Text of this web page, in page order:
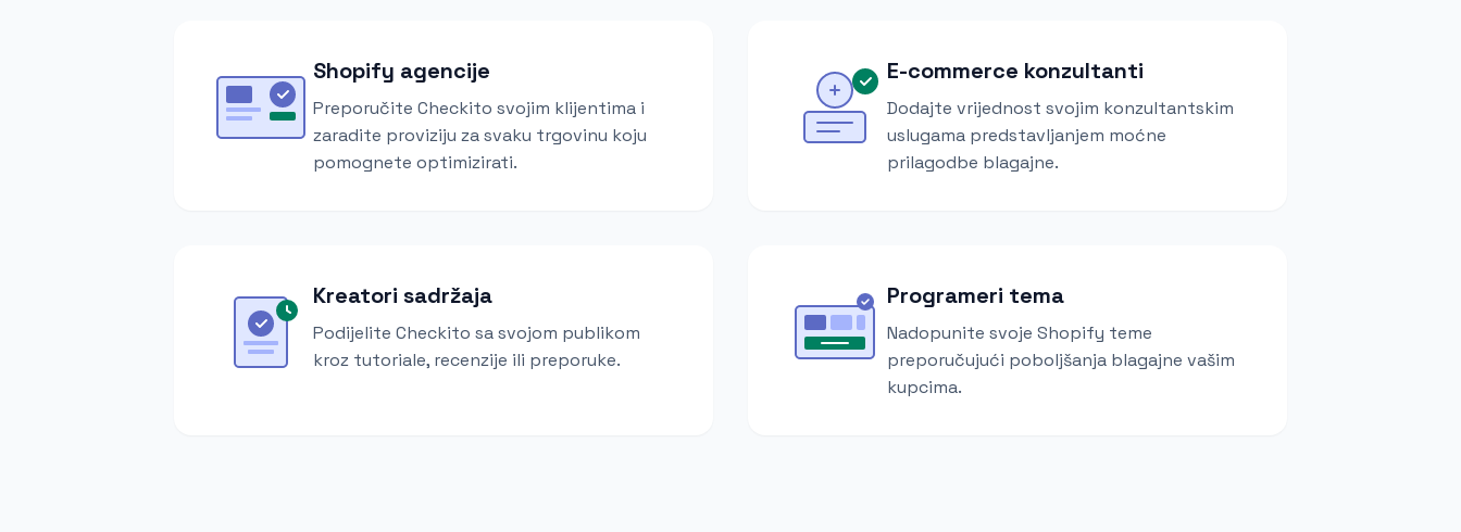
Shopify agencije
Preporučite Checkito svojim klijentima i
zaradite proviziju za svaku trgovinu koju
pomognete optimizirati.
E-commerce konzultanti
Dodajte vrijednost svojim konzultantskim
uslugama predstavljanjem moćne
prilagodbe blagajne.
Kreatori sadržaja
Podijelite Checkito sa svojom publikom
kroz tutoriale, recenzije ili preporuke.
Programeri tema
Nadopunite svoje Shopify teme
preporučujući poboljšanja blagajne vašim
kupcima.